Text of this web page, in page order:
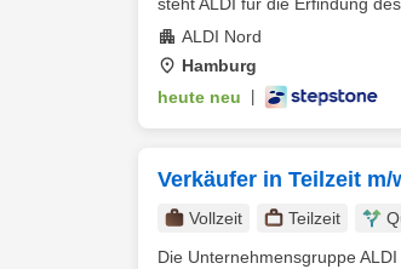
ALDI Nord
Hamburg
heute neu
Verkäufer in Teilzeit m/
Vollzeit Teilzeit
Die Unternehmensgruppe